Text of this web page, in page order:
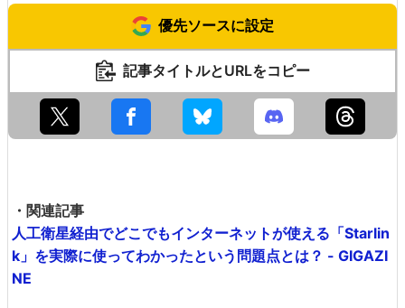
優先ソースに設定
記事タイトルとURLをコピー
・関連記事
人工衛星経由でどこでもインターネットが使える「Starlin
k」を実際に使ってわかったという問題点とは？ - GIGAZI
NE